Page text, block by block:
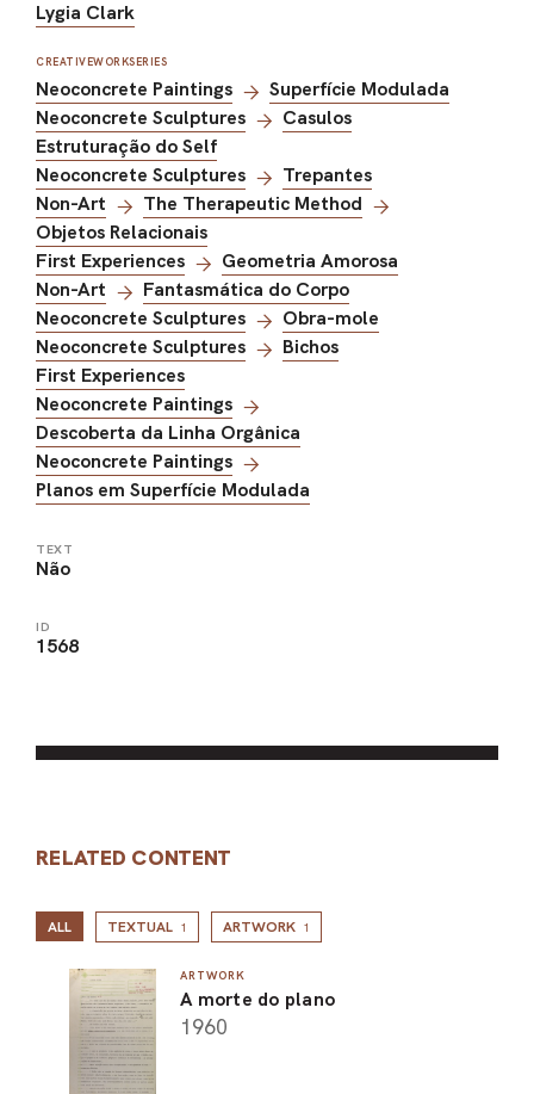
Lygia Clark
CREATIVEWORKSERIES
Neoconcrete Paintings
Superfície Modulada
Neoconcrete Sculptures
Casulos
Estruturação do Self
Neoconcrete Sculptures
Trepantes
Non-Art
The Therapeutic Method
Objetos Relacionais
First Experiences
Geometria Amorosa
Non-Art
Fantasmática do Corpo
Neoconcrete Sculptures
Obra-mole
Neoconcrete Sculptures
Bichos
First Experiences
Neoconcrete Paintings
Descoberta da Linha Orgânica
Neoconcrete Paintings
Planos em Superfície Modulada
TEXT
Não
ID
1568
RELATED CONTENT
ALL TEXTUAL 1 ARTWORK 1
ARTWORK
A morte do plano
1960